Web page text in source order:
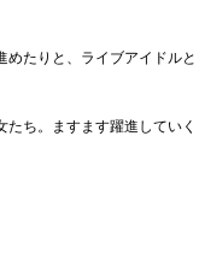
たりと、ライブアイドルと
ち。ますます躍進していく